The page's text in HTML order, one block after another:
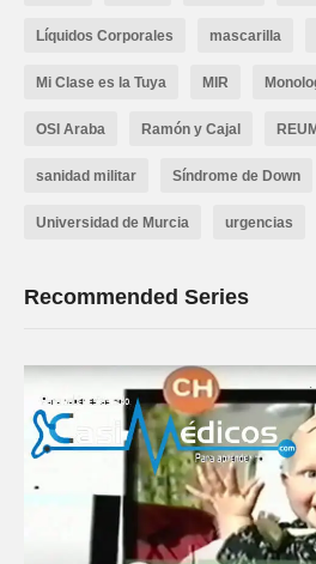
Líquidos Corporales mascarilla
Mi Clase es la Tuya MIR
OSI Araba Ramón y Cajal
sanidad militar Síndrome de Down
Universidad de Murcia urgencias
Recommended Series